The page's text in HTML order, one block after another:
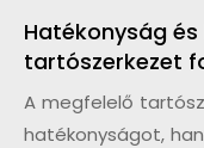
Hatékonyság
tartószerkezet
A megfelelő
hatékonyságot,